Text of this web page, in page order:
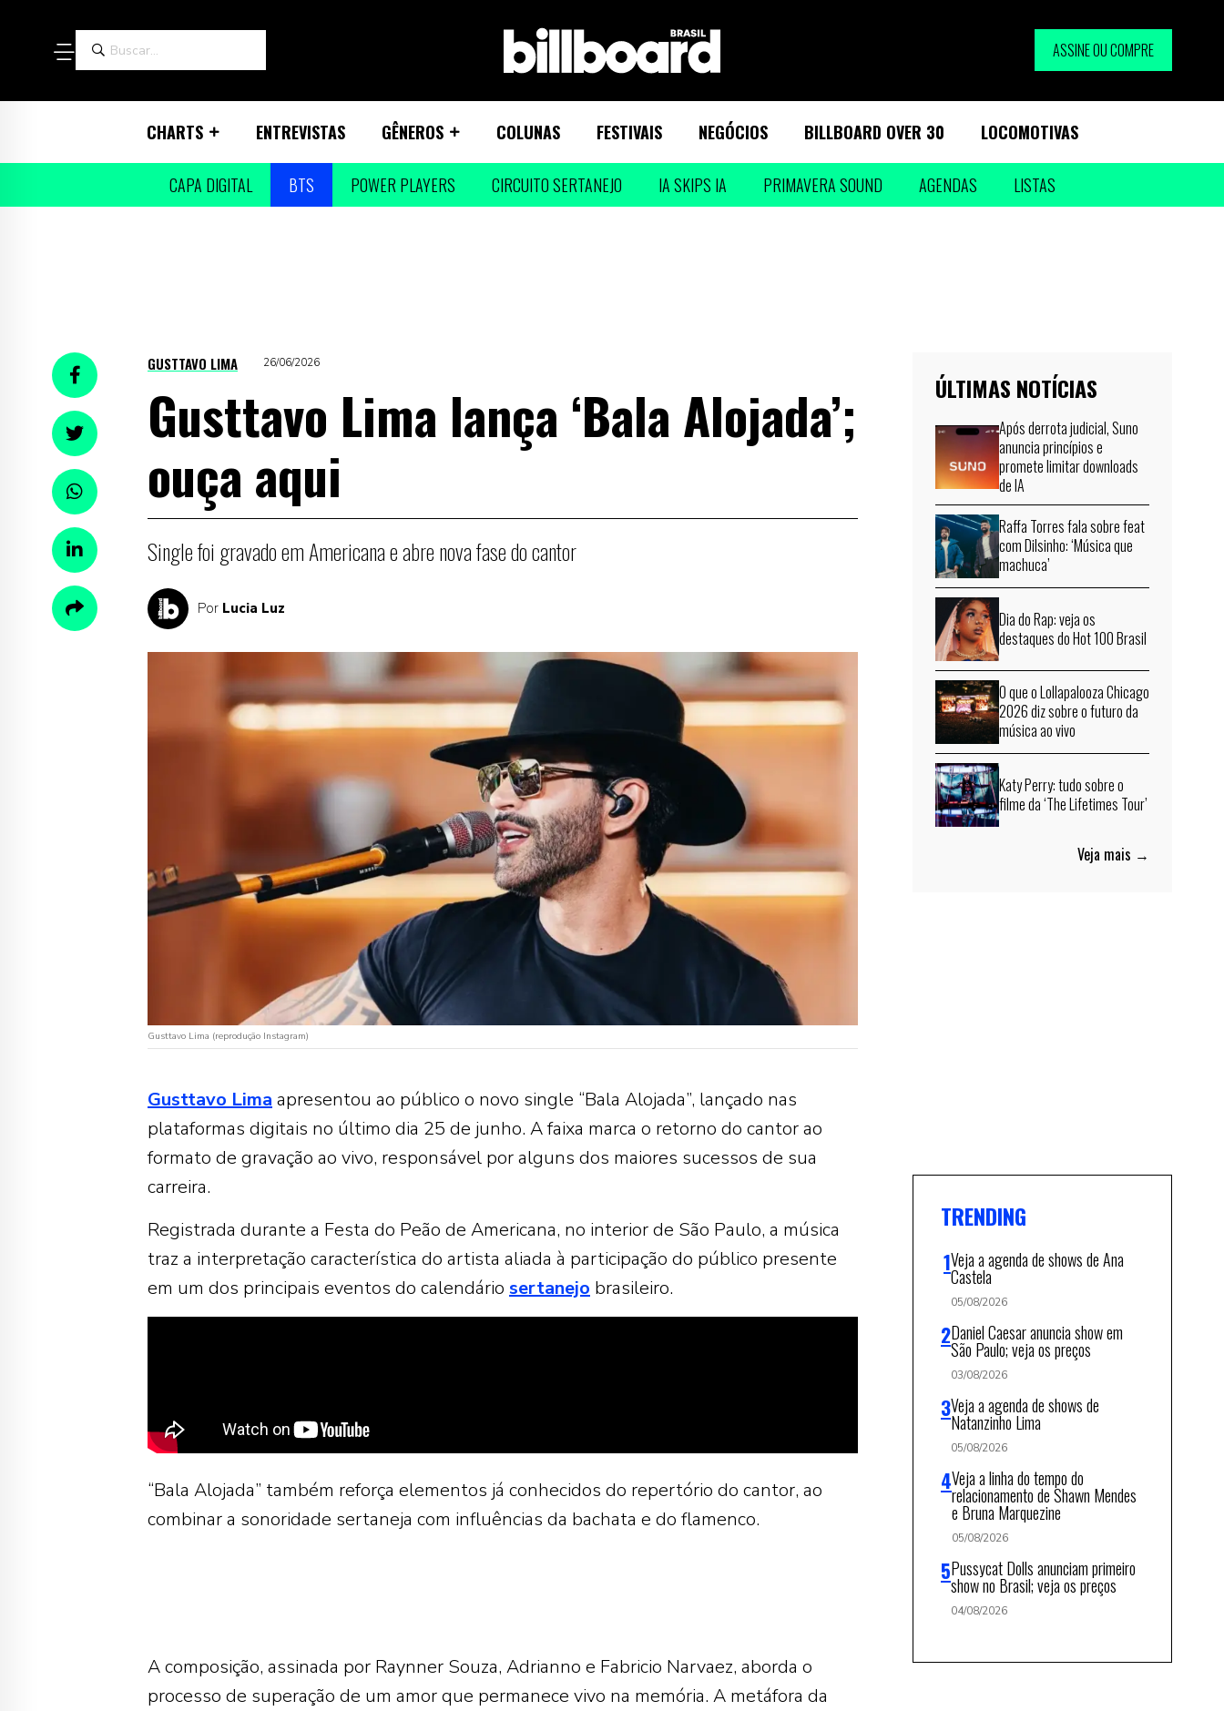
ASSINE OU COMPRE
CHARTS ENTREVISTAS GÊNEROS COLUNAS FESTIVAIS NEGÓCIOS BILLBOARD OVER 30 LOCOMOTIVAS
CAPA DIGITAL BTS POWER PLAYERS CIRCUITO SERTANEJO IA SKIPS IA PRIMAVERA SOUND AGENDAS LISTAS
GUSTTAVO LIMA 26/06/2026
Gusttavo Lima lança ‘Bala Alojada’;
ouça aqui
Single foi gravado em Americana e abre nova fase do cantor
Por Lucia Luz
Gusttavo Lima (reprodução Instagram)
Gusttavo Lima apresentou ao público o novo single “Bala Alojada”, lançado nas
plataformas digitais no último dia 25 de junho. A faixa marca o retorno do cantor ao
formato de gravação ao vivo, responsável por alguns dos maiores sucessos de sua
carreira.
Registrada durante a Festa do Peão de Americana, no interior de São Paulo, a música
traz a interpretação característica do artista aliada à participação do público presente
em um dos principais eventos do calendário sertanejo brasileiro.
“Bala Alojada” também reforça elementos já conhecidos do repertório do cantor, ao
combinar a sonoridade sertaneja com influências da bachata e do flamenco.
A composição, assinada por Raynner Souza, Adrianno e Fabricio Narvaez, aborda o
processo de superação de um amor que permanece vivo na memória. A metáfora da
ÚLTIMAS NOTÍCIAS
Após derrota judicial, Suno
anuncia princípios e
promete limitar downloads
de IA
Raffa Torres fala sobre feat
com Dilsinho: ‘Música que
machuca’
Dia do Rap: veja os
destaques do Hot 100 Brasil
O que o Lollapalooza Chicago
2026 diz sobre o futuro da
música ao vivo
Katy Perry: tudo sobre o
filme da ‘The Lifetimes Tour’
Veja mais →
TRENDING
Veja a agenda de shows de Ana
Castela
05/08/2026
Daniel Caesar anuncia show em
São Paulo; veja os preços
03/08/2026
Veja a agenda de shows de
Natanzinho Lima
05/08/2026
Veja a linha do tempo do
relacionamento de Shawn Mendes
e Bruna Marquezine
05/08/2026
Pussycat Dolls anunciam primeiro
show no Brasil; veja os preços
04/08/2026